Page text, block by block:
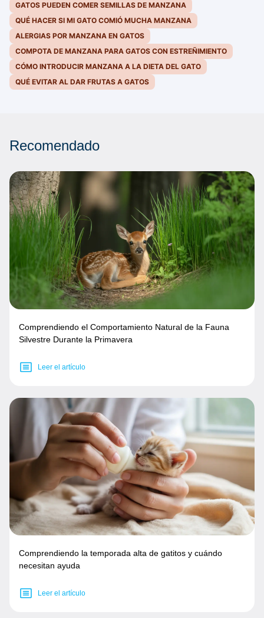
GATOS PUEDEN COMER SEMILLAS DE MANZANA
QUÉ HACER SI MI GATO COMIÓ MUCHA MANZANA
ALERGIAS POR MANZANA EN GATOS
COMPOTA DE MANZANA PARA GATOS CON ESTREÑIMIENTO
CÓMO INTRODUCIR MANZANA A LA DIETA DEL GATO
QUÉ EVITAR AL DAR FRUTAS A GATOS
Recomendado
Comprendiendo el Comportamiento Natural de la Fauna
Silvestre Durante la Primavera
Leer el artículo
Comprendiendo la temporada alta de gatitos y cuándo
necesitan ayuda
Leer el artículo